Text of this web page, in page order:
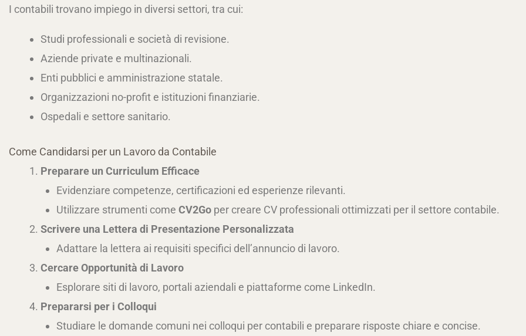
I contabili trovano impiego in diversi settori, tra cui:
Studi professionali e società di revisione.
Aziende private e multinazionali.
Enti pubblici e amministrazione statale.
Organizzazioni no-profit e istituzioni finanziarie.
Ospedali e settore sanitario.
Come Candidarsi per un Lavoro da Contabile
Preparare un Curriculum Efficace
Evidenziare competenze, certificazioni ed esperienze rilevanti.
Utilizzare strumenti come CV2Go per creare CV professionali ottimizzati per il settore contabile.
Scrivere una Lettera di Presentazione Personalizzata
Adattare la lettera ai requisiti specifici dell’annuncio di lavoro.
Cercare Opportunità di Lavoro
Esplorare siti di lavoro, portali aziendali e piattaforme come LinkedIn.
Prepararsi per i Colloqui
Studiare le domande comuni nei colloqui per contabili e preparare risposte chiare e concise.